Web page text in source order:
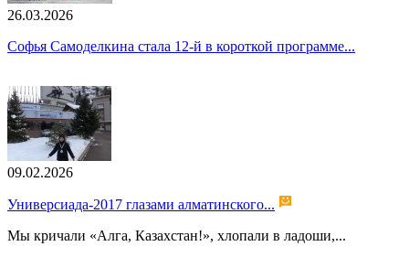
26.03.2026
Софья Самоделкина стала 12-й в короткой программе...
09.02.2026
Универсиада-2017 глазами алматинского...
Мы кричали «Алга, Казахстан!», хлопали в ладоши,...